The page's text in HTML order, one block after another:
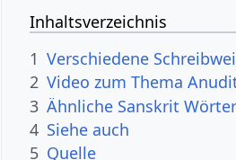
Inhaltsverzeichnis
1 Verschiedene
2 Video zum Thema
3 Ähnliche Sanskrit
4 Siehe auch
5 Quelle